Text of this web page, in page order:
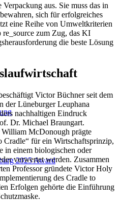
2025 Award
aus. Sie muss das in
sich für erfolgreiches
eine Reihe von Umweltkriterien
zum Zug, das KI
die beste Lösung
Victor Büchner seit dem
der Lüneburger Leuphana
nachhaltigen Eindruck
Dr. Michael Braungart.
McDonough prägte
für ein Wirtschaftsprinzip,
in einem biologischen oder
verwertet werden. Zusammen
Professor gründete Victor Holy
des Cradle to
Erfolgen gehörte die Einführung